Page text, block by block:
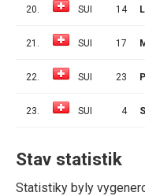
20. SUI 14
21. SUI 17
22. SUI 23
23. SUI 4
Stav statistik
Statistiky byly